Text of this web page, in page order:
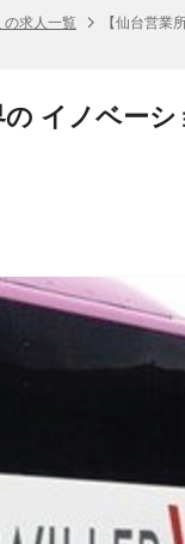
求人一覧
【仙台営業
の イノベー